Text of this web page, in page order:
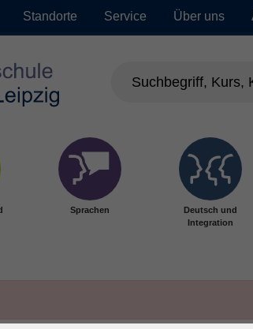
Standorte Service Über uns
Sprachen
Deutsch und
Integration